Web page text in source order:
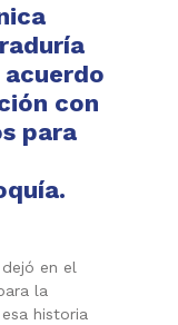
con
para
en el
la
historia